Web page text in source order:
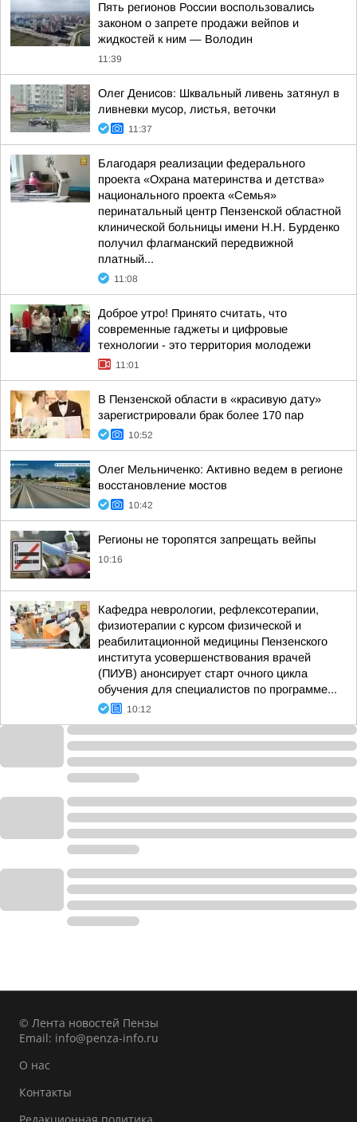
Пять регионов России воспользовались
законом о запрете продажи вейпов и
жидкостей к ним — Володин
11:39
Олег Денисов: Шквальный ливень затянул в
ливневки мусор, листья, веточки
11:37
Благодаря реализации федерального
проекта «Охрана материнства и детства»
национального проекта «Семья»
перинатальный центр Пензенской областной
клинической больницы имени Н.Н. Бурденко
получил флагманский передвижной
платный...
11:08
Доброе утро! Принято считать, что
современные гаджеты и цифровые
технологии - это территория молодежи
11:01
В Пензенской области в «красивую дату»
зарегистрировали брак более 170 пар
10:52
Олег Мельниченко: Активно ведем в регионе
восстановление мостов
10:42
Регионы не торопятся запрещать вейпы
10:16
Кафедра неврологии, рефлексотерапии,
физиотерапии с курсом физической и
реабилитационной медицины Пензенского
института усовершенствования врачей
(ПИУВ) анонсирует старт очного цикла
обучения для специалистов по программе...
10:12
© Лента новостей Пензы
Email: info@penza-info.ru
О нас
Контакты